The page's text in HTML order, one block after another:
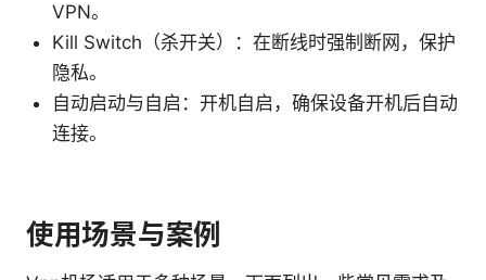
VPN。
Kill Switch（杀开关）：在断线时强制断网，保护
隐私。
自动启动与自启：开机自启，确保设备开机后自动
连接。
使用场景与案例